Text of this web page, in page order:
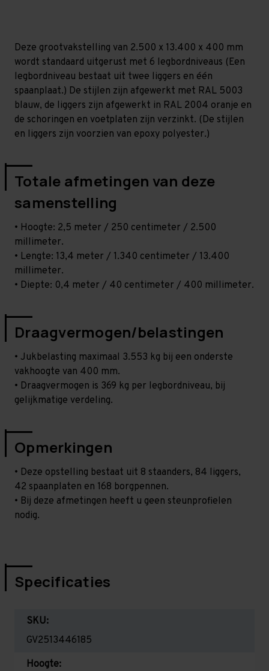
Deze grootvakstelling van 2.500 x 13.400 x 400 mm
wordt standaard uitgerust met 6 legbordniveaus (Een
legbordniveau bestaat uit twee liggers en één
spaanplaat.) De stijlen zijn afgewerkt met RAL 5003
blauw, de liggers zijn afgewerkt in RAL 2004 oranje en
de schoringen en voetplaten zijn verzinkt. (De stijlen
en liggers zijn voorzien van epoxy polyester.)
Totale afmetingen van deze
samenstelling
• Hoogte: 2,5 meter / 250 centimeter / 2.500
millimeter.
• Lengte: 13,4 meter / 1.340 centimeter / 13.400
millimeter.
• Diepte: 0,4 meter / 40 centimeter / 400 millimeter.
Draagvermogen/belastingen
• Jukbelasting maximaal 3.553 kg bij een onderste
vakhoogte van 400 mm.
• Draagvermogen is 369 kg per legbordniveau, bij
gelijkmatige verdeling.
Opmerkingen
• Deze opstelling bestaat uit 8 staanders, 84 liggers,
42 spaanplaten en 168 borgpennen.
• Bij deze afmetingen heeft u geen steunprofielen
nodig.
Specificaties
SKU:
GV2513446185
Hoogte: